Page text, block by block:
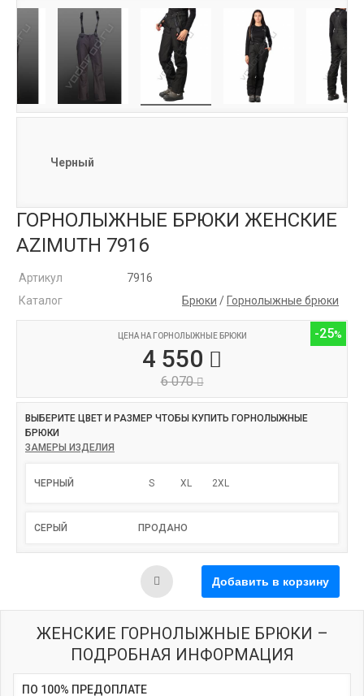
Черный
ГОРНОЛЫЖНЫЕ БРЮКИ ЖЕНСКИЕ
AZIMUTH 7916
Артикул
7916
Каталог
Брюки / Горнолыжные брюки
-25
ЦЕНА НА ГОРНОЛЫЖНЫЕ БРЮКИ
4 550
6 070
ВЫБЕРИТЕ ЦВЕТ И РАЗМЕР ЧТОБЫ КУПИТЬ ГОРНОЛЫЖНЫЕ
БРЮКИ
ЗАМЕРЫ ИЗДЕЛИЯ
ЧЕРНЫЙ S XL 2XL
СЕРЫЙ ПРОДАНО
ЖЕНСКИЕ ГОРНОЛЫЖНЫЕ БРЮКИ –
ПОДРОБНАЯ ИНФОРМАЦИЯ
ПО 100% ПРЕДОПЛАТЕ